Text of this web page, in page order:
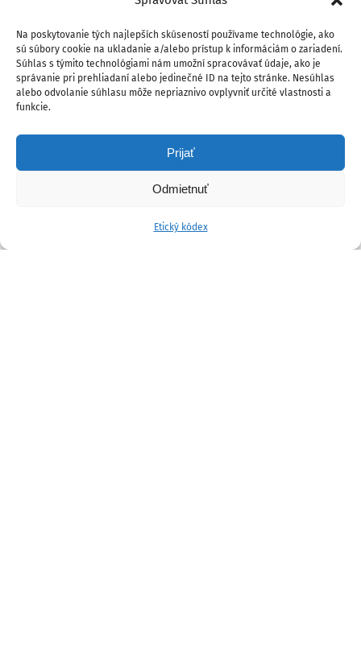
Na poskytovanie tých najlepších skúseností používame technológie, ako
sú súbory cookie na ukladanie a/alebo prístup k informáciám o zariadení.
Súhlas s týmito technológiami nám umožní spracovávať údaje, ako je
správanie pri prehliadaní alebo jedinečné ID na tejto stránke. Nesúhlas
alebo odvolanie súhlasu môže nepriaznivo ovplyvniť určité vlastnosti a
funkcie.
Prijať
Odmietnuť
Etický kódex